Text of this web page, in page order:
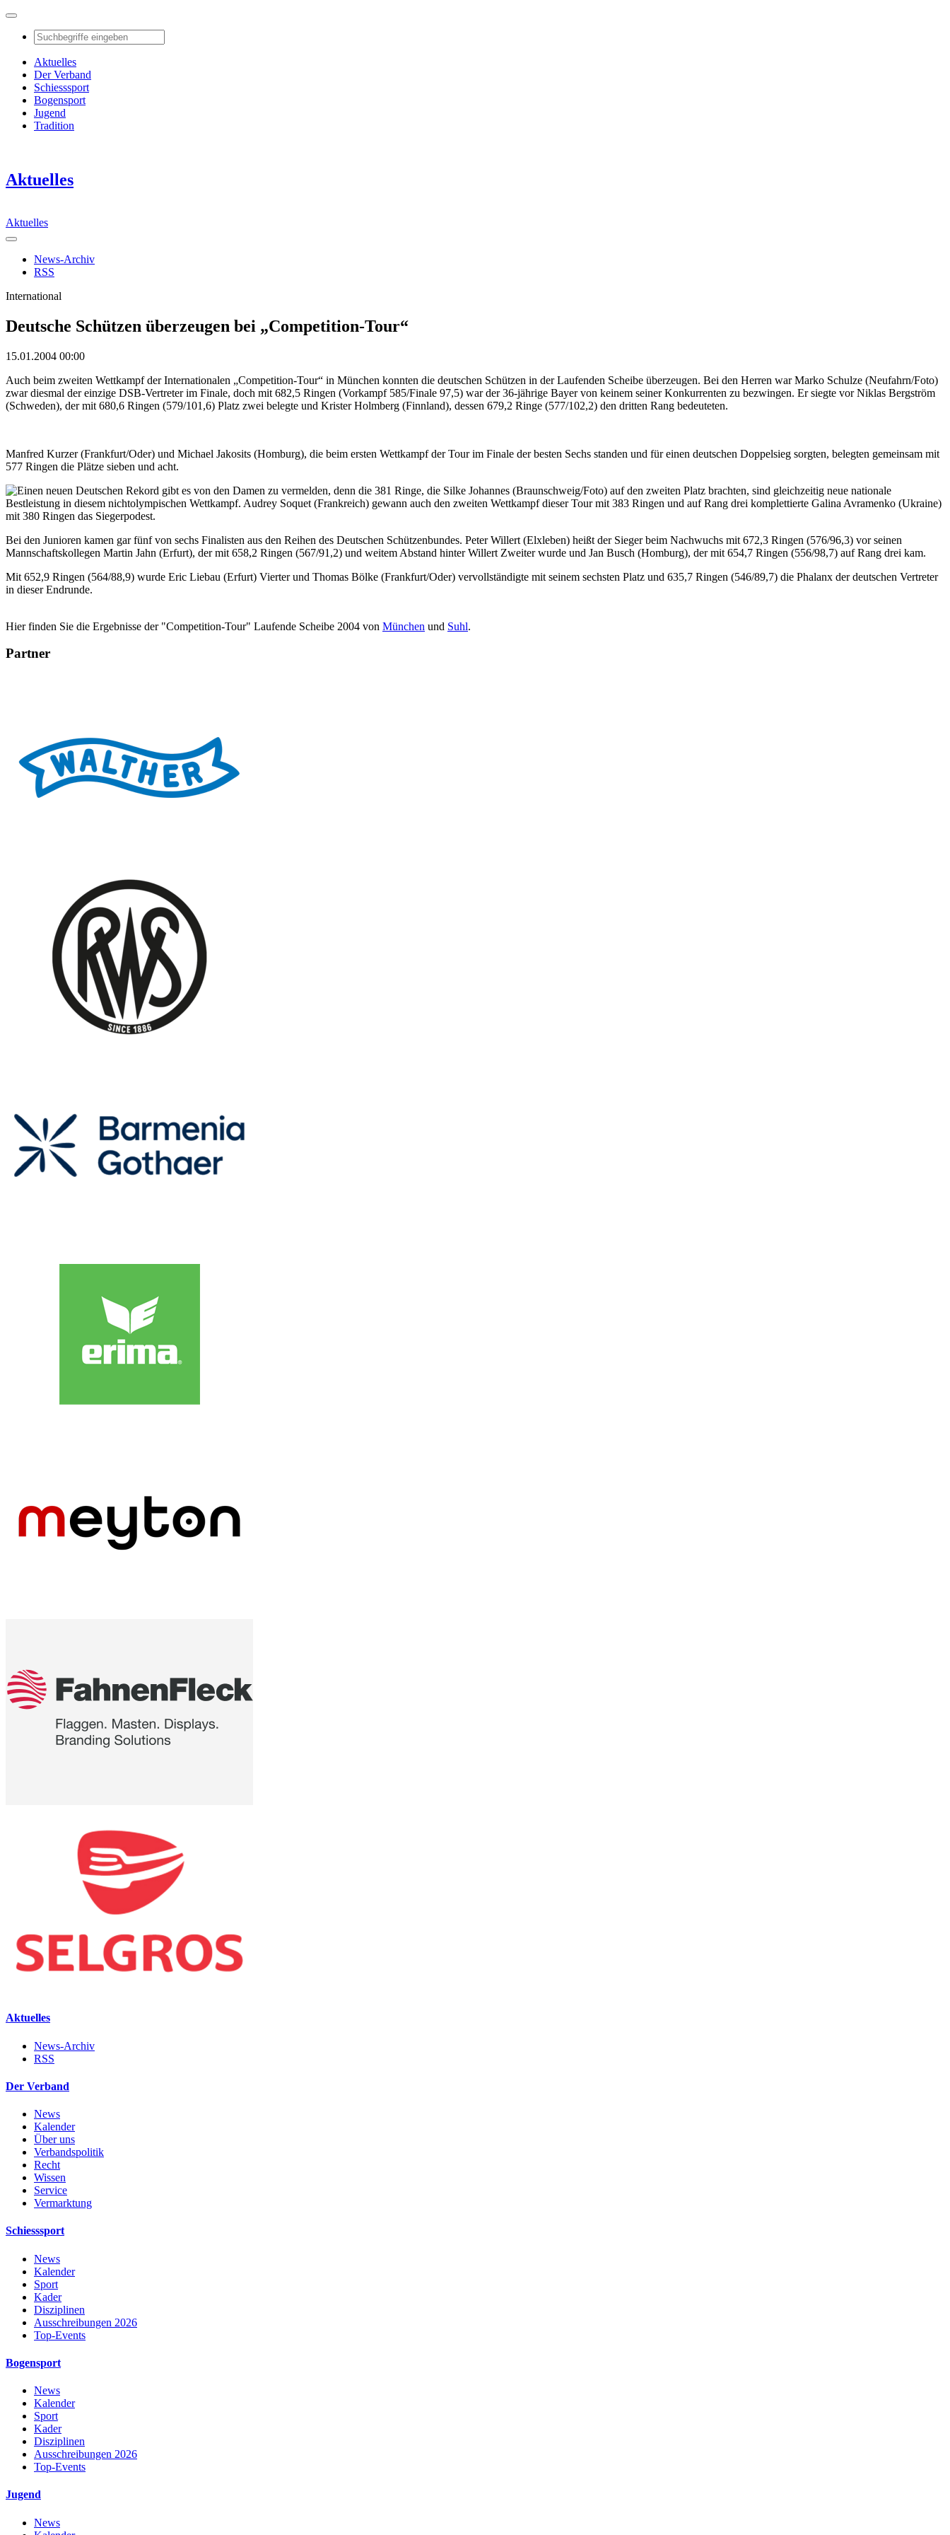
Aktuelles
Der Verband
Schiesssport
Bogensport
Jugend
Tradition
Aktuelles
Aktuelles
News-Archiv
RSS
International
Deutsche Schützen überzeugen bei „Competition-Tour“
15.01.2004 00:00
Auch beim zweiten Wettkampf der Internationalen „Competition-Tour“ in München konnten die deutschen Schützen in der Laufenden Scheibe überzeugen. Bei den Herren war Marko Schulze (Neufahrn/Foto)
zwar diesmal der einzige DSB-Vertreter im Finale, doch mit 682,5 Ringen (Vorkampf 585/Finale 97,5) war der 36-jährige Bayer von keinem seiner Konkurrenten zu bezwingen. Er siegte vor Niklas Bergström
(Schweden), der mit 680,6 Ringen (579/101,6) Platz zwei belegte und Krister Holmberg (Finnland), dessen 679,2 Ringe (577/102,2) den dritten Rang bedeuteten.
Manfred Kurzer (Frankfurt/Oder) und Michael Jakosits (Homburg), die beim ersten Wettkampf der Tour im Finale der besten Sechs standen und für einen deutschen Doppelsieg sorgten, belegten gemeinsam mit
577 Ringen die Plätze sieben und acht.
Einen neuen Deutschen Rekord gibt es von den Damen zu vermelden, denn die 381 Ringe, die Silke Johannes (Braunschweig/Foto) auf den zweiten Platz brachten, sind gleichzeitig neue nationale
Bestleistung in diesem nichtolympischen Wettkampf. Audrey Soquet (Frankreich) gewann auch den zweiten Wettkampf dieser Tour mit 383 Ringen und auf Rang drei komplettierte Galina Avramenko (Ukraine)
mit 380 Ringen das Siegerpodest.
Bei den Junioren kamen gar fünf von sechs Finalisten aus den Reihen des Deutschen Schützenbundes. Peter Willert (Elxleben) heißt der Sieger beim Nachwuchs mit 672,3 Ringen (576/96,3) vor seinen
Mannschaftskollegen Martin Jahn (Erfurt), der mit 658,2 Ringen (567/91,2) und weitem Abstand hinter Willert Zweiter wurde und Jan Busch (Homburg), der mit 654,7 Ringen (556/98,7) auf Rang drei kam.
Mit 652,9 Ringen (564/88,9) wurde Eric Liebau (Erfurt) Vierter und Thomas Bölke (Frankfurt/Oder) vervollständigte mit seinem sechsten Platz und 635,7 Ringen (546/89,7) die Phalanx der deutschen Vertreter
in dieser Endrunde.
Hier finden Sie die Ergebnisse der "Competition-Tour" Laufende Scheibe 2004 von München und Suhl.
Partner
Aktuelles
News-Archiv
RSS
Der Verband
News
Kalender
Über uns
Verbandspolitik
Recht
Wissen
Service
Vermarktung
Schiesssport
News
Kalender
Sport
Kader
Disziplinen
Ausschreibungen 2026
Top-Events
Bogensport
News
Kalender
Sport
Kader
Disziplinen
Ausschreibungen 2026
Top-Events
Jugend
News